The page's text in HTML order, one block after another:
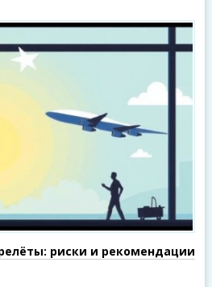
риски и рекомендации